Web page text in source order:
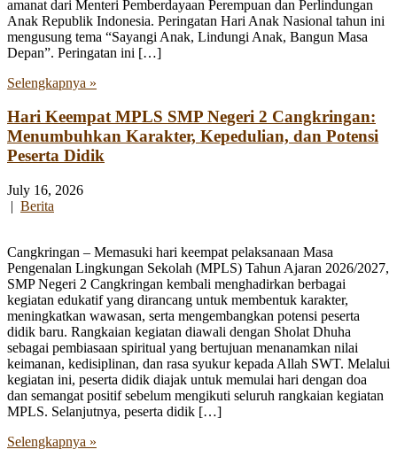
amanat dari Menteri Pemberdayaan Perempuan dan Perlindungan
Anak Republik Indonesia. Peringatan Hari Anak Nasional tahun ini
mengusung tema “Sayangi Anak, Lindungi Anak, Bangun Masa
Depan”. Peringatan ini […]
Selengkapnya »
Hari Keempat MPLS SMP Negeri 2 Cangkringan:
Menumbuhkan Karakter, Kepedulian, dan Potensi
Peserta Didik
July 16, 2026
| Berita
Cangkringan – Memasuki hari keempat pelaksanaan Masa
Pengenalan Lingkungan Sekolah (MPLS) Tahun Ajaran 2026/2027,
SMP Negeri 2 Cangkringan kembali menghadirkan berbagai
kegiatan edukatif yang dirancang untuk membentuk karakter,
meningkatkan wawasan, serta mengembangkan potensi peserta
didik baru. Rangkaian kegiatan diawali dengan Sholat Dhuha
sebagai pembiasaan spiritual yang bertujuan menanamkan nilai
keimanan, kedisiplinan, dan rasa syukur kepada Allah SWT. Melalui
kegiatan ini, peserta didik diajak untuk memulai hari dengan doa
dan semangat positif sebelum mengikuti seluruh rangkaian kegiatan
MPLS. Selanjutnya, peserta didik […]
Selengkapnya »